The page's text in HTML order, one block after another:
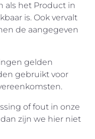
als het Product in
is. Ook vervalt
de aangegeven
gelden
gebruikt voor
of fout in onze
zijn we hier niet